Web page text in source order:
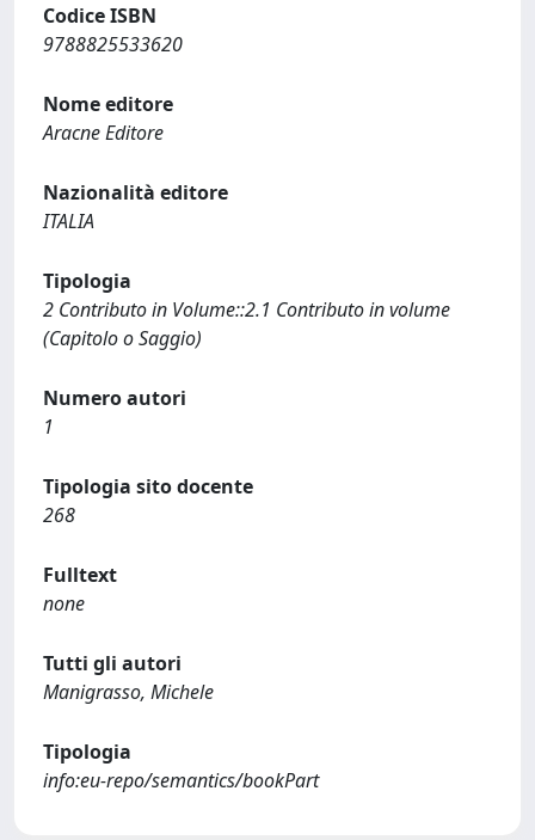
Codice ISBN
9788825533620
Nome editore
Aracne Editore
Nazionalità editore
ITALIA
Tipologia
2 Contributo in Volume::2.1 Contributo in volume
(Capitolo o Saggio)
Numero autori
1
Tipologia sito docente
268
Fulltext
none
Tutti gli autori
Manigrasso, Michele
Tipologia
info:eu-repo/semantics/bookPart